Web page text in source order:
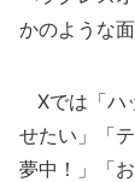
かのような
Xでは「ハ
せたい」「
夢中！」「